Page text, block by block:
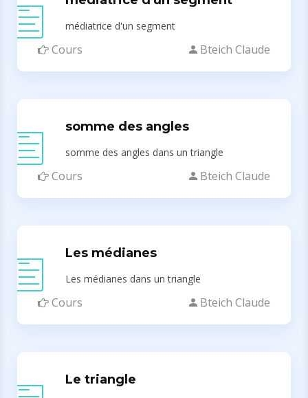
médiatrice d'un segment
Cours Bteich Claude
somme des angles
somme des angles dans un triangle
Cours Bteich Claude
Les médianes
Les médianes dans un triangle
Cours Bteich Claude
Le triangle